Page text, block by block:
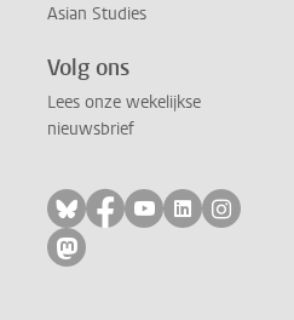
Asian Studies
Volg ons
Lees onze wekelijkse
nieuwsbrief
Volg ons op bluesky
Volg ons op
Volg ons op
Volg ons
Volg
Volg ons op mastodon